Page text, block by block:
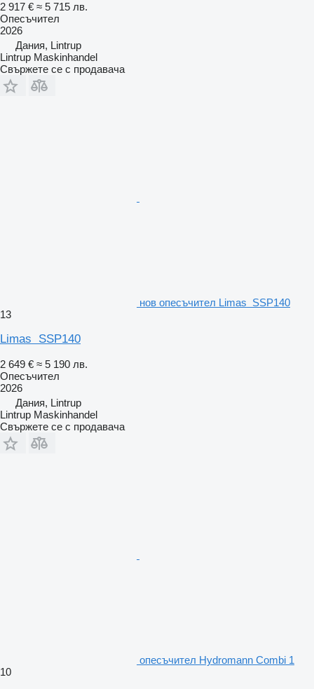
2 917 € ≈ 5 715 лв.
Опесъчител
2026
Дания, Lintrup
Lintrup Maskinhandel
Свържете се с продавача
нов опесъчител Limas SSP140
13
Limas SSP140
2 649 € ≈ 5 190 лв.
Опесъчител
2026
Дания, Lintrup
Lintrup Maskinhandel
Свържете се с продавача
опесъчител Hydromann Combi 1
10